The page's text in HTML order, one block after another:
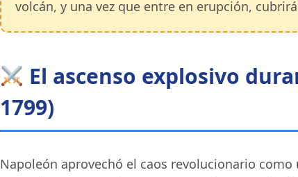
volcán, y una vez que entre en erupción,
El ascenso explosivo
1799)
Napoleón aprovechó el caos revolucionario